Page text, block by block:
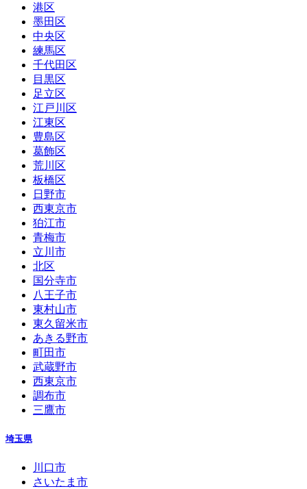
港区
墨田区
中央区
練馬区
千代田区
目黒区
足立区
江戸川区
江東区
豊島区
葛飾区
荒川区
板橋区
日野市
西東京市
狛江市
青梅市
立川市
北区
国分寺市
八王子市
東村山市
東久留米市
あきる野市
町田市
武蔵野市
西東京市
調布市
三鷹市
埼玉県
川口市
さいたま市